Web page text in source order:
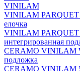
VINILAM
VINILAM PARQUET
елочка
VINILAM PARQUET
интегрированная
CERAMO VINILAM
подложка
CERAMO VINILAM